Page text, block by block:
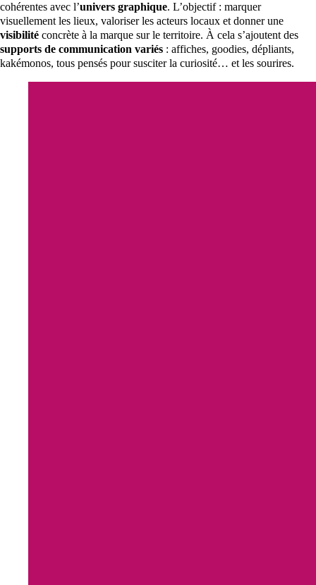
cohérentes avec l’univers graphique. L’objectif : marquer
visuellement les lieux, valoriser les acteurs locaux et donner une
visibilité concrète à la marque sur le territoire. À cela s’ajoutent des
supports de communication variés : affiches, goodies, dépliants,
kakémonos, tous pensés pour susciter la curiosité… et les sourires.